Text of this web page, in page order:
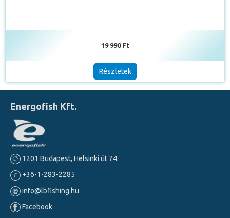
19 990 Ft
Részletek
Energofish Kft.
1201 Budapest, Helsinki út 74.
+36-1-283-2285
info@lbfishing.hu
Facebook